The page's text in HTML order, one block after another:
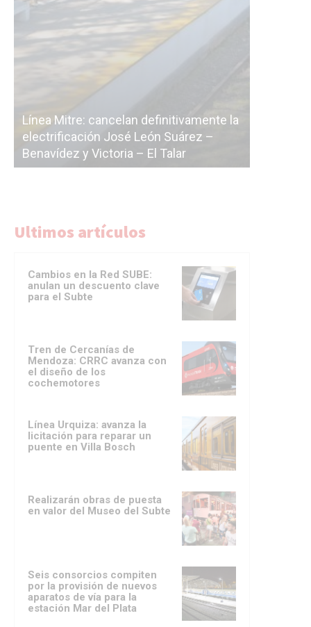
La Ciudad vuelve a postergar la
licitación de la línea F
Ultimos artículos
Cambios en la Red SUBE:
anulan un descuento clave
para el Subte
Tren de Cercanías de
Mendoza: CRRC avanza con
el diseño de los
cochemotores
Línea Urquiza: avanza la
licitación para reparar un
puente en Villa Bosch
Realizarán obras de puesta
en valor del Museo del Subte
Seis consorcios compiten
por la provisión de nuevos
aparatos de vía para la
estación Mar del Plata